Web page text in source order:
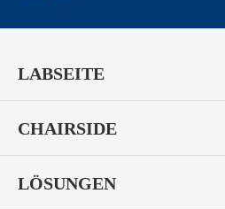
LABSEITE
CHAIRSIDE
LÖSUNGEN